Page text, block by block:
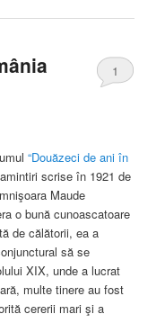
1
“Douăzeci de ani în
scrise în 1921 de
Maude
o bună cunoascatoare
de călătorii, ea a
să se
XIX, unde a lucrat
multe tinere au fost
cererii mari şi a